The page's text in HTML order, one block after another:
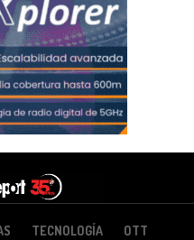
TECNOLOGÍA OTT